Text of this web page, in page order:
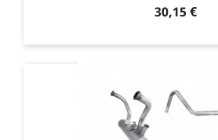
Precio
30,15 €